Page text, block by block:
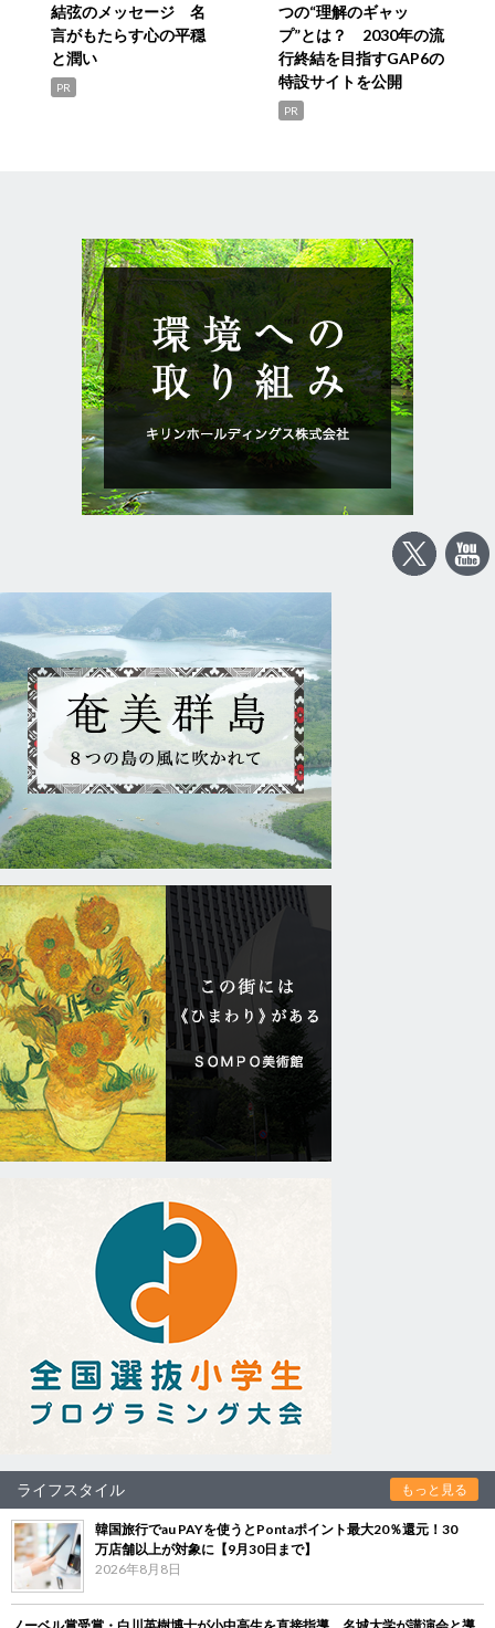
結弦のメッセージ 名
言がもたらす心の平穏
と潤い
PR
つの“理解のギャッ
プ”とは？ 2030年の流
行終結を目指すGAP6の
特設サイトを公開
PR
ライフスタイル もっと見る
韓国旅行でau PAYを使うとPontaポイント最大20％還元！30
万店舗以上が対象に【9月30日まで】
2026年8月8日